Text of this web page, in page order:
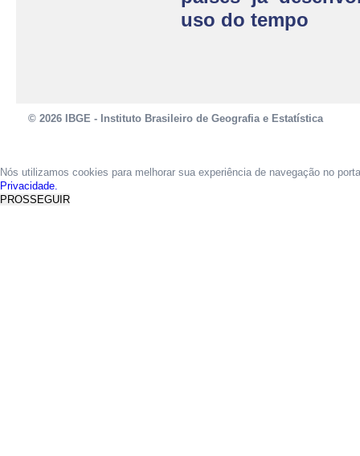
uso do tempo
© 2026 IBGE - Instituto Brasileiro de Geografia e Estatística
Nós utilizamos cookies para melhorar sua experiência de navegação no
Privacidade.
PROSSEGUIR